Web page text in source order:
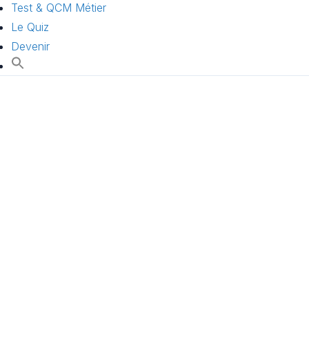
Test & QCM Métier
Le Quiz
Devenir